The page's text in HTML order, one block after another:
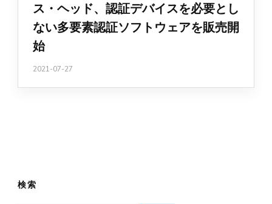
ス・ヘッド、認証デバイスを必要とし
ない多要素認証ソフトウェアを販売開
始
2021-07-27
検索